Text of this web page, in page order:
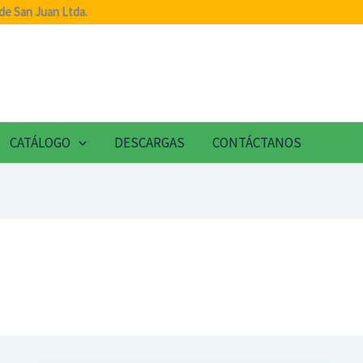
San Juan Ltda.
CATÁLOGO DESCARGAS CONTÁCTANOS